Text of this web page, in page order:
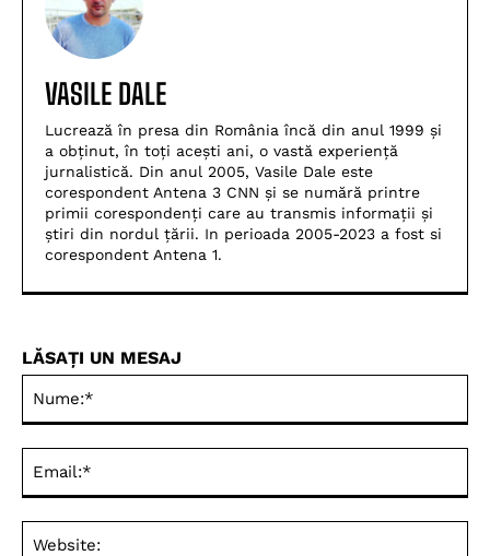
VASILE DALE
Lucrează în presa din România încă din anul 1999 și
a obținut, în toți acești ani, o vastă experiență
jurnalistică. Din anul 2005, Vasile Dale este
corespondent Antena 3 CNN și se numără printre
primii corespondenți care au transmis informații și
știri din nordul țării. In perioada 2005-2023 a fost si
corespondent Antena 1.
LĂSAȚI UN MESAJ